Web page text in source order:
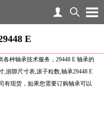
E
种轴承技术服务，29448 E 轴承的
游隙尺寸表,滚子粒数,轴承29448 E
有现货，如果您需要订购轴承可以